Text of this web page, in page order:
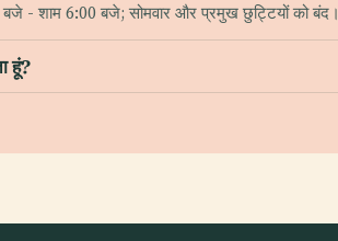
बजे - शाम 6:00 बजे; सोमवार और प्रमुख छुट्टियों को बंद।
हूं?